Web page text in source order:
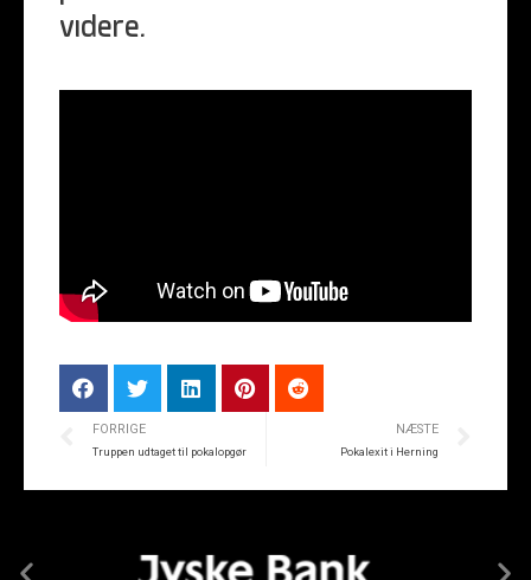
videre.
FORRIGE
Truppen udtaget til pokalopgør
NÆSTE
Pokalexit i Herning